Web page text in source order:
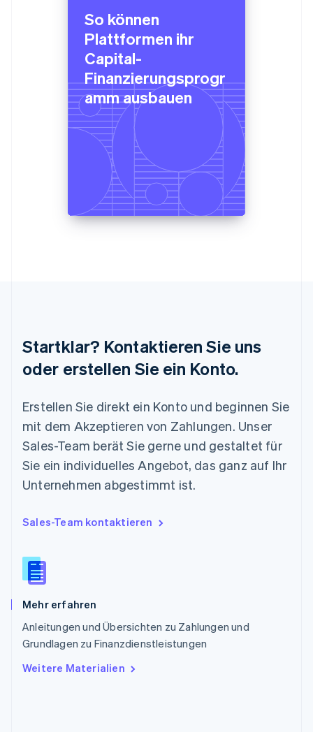
So können
Plattformen ihr
Capital-
Finanzierungsprogr
amm ausbauen
Startklar? Kontaktieren Sie uns
oder erstellen Sie ein Konto.
Erstellen Sie direkt ein Konto und beginnen Sie
mit dem Akzeptieren von Zahlungen. Unser
Sales-Team berät Sie gerne und gestaltet für
Sie ein individuelles Angebot, das ganz auf Ihr
Unternehmen abgestimmt ist.
Sales-Team kontaktieren
Mehr erfahren
Anleitungen und Übersichten zu Zahlungen und
Grundlagen zu Finanzdienstleistungen
Weitere Materialien
Liechtenstein
English
Luxemburg
FrançaisDeutschEnglish
Malaysia
English简体中文
Malta
Niederlande
PortuguêsEnglish
English
Svenska English
Schweiz
DeutschFrançaisItalianoEnglish
Singapur
Slowakei
English
English Italiano
English
Spanien
Thailand
Tschechische Republik
English
English